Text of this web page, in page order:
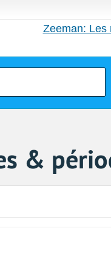
Zeeman: Les
&